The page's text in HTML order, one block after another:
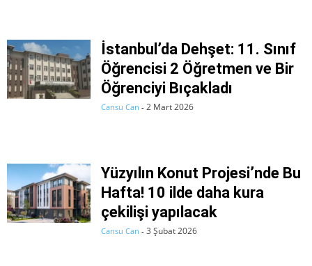
İstanbul’da Dehşet: 11. Sınıf
Öğrencisi 2 Öğretmen ve Bir
Öğrenciyi Bıçakladı
Cansu Can - 2 Mart 2026
Yüzyılın Konut Projesi’nde Bu
Hafta! 10 ilde daha kura
çekilişi yapılacak
Cansu Can - 3 Şubat 2026